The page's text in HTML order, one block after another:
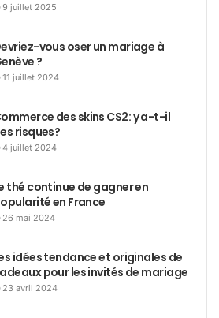
9 juillet 2025
vous oser un mariage à
?
11 juillet 2024
des skins CS2: y a-t-il
risques?
4 juillet 2024
thé continue de gagner en
en France
26 mai 2024
idées tendance et originales de
pour les invités de mariage
23 avril 2024